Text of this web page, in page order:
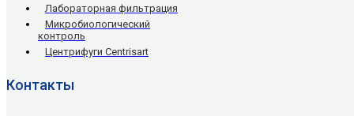
Лабораторная фильтрация
Микробиологический
контроль
Центрифуги Centrisart
Контакты